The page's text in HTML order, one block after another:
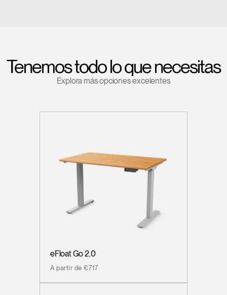
Tenemos todo lo que necesitas
Explora más opciones excelentes
eFloat Go 2.0
A partir de €717